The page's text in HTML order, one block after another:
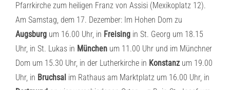
Pfarrkirche zum heiligen Franz von Assisi (Mexikoplatz 12).
Am Samstag, dem 17. Dezember: Im Hohen Dom zu
Augsburg um 16.00 Uhr, in Freising in St. Georg um 18.15
Uhr, in St. Lukas in München um 11.00 Uhr und im Münchner
Dom um 15.30 Uhr, in der Lutherkirche in Konstanz um 19.00
Uhr, in Bruchsal im Rathaus am Marktplatz um 16.00 Uhr, in